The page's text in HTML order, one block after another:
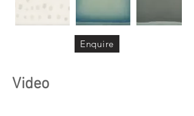
Enquire
Video